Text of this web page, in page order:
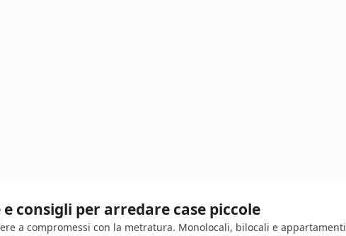
consigli per arredare case piccole
a compromessi con la metratura. Monolocali, bilocali e appartamenti